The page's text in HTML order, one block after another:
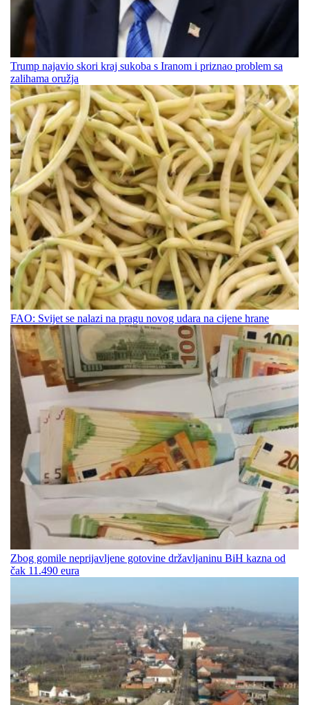
Trump najavio skori kraj sukoba s Iranom i priznao problem sa
zalihama oružja
FAO: Svijet se nalazi na pragu novog udara na cijene hrane
Zbog gomile neprijavljene gotovine državljaninu BiH kazna od
čak 11.490 eura